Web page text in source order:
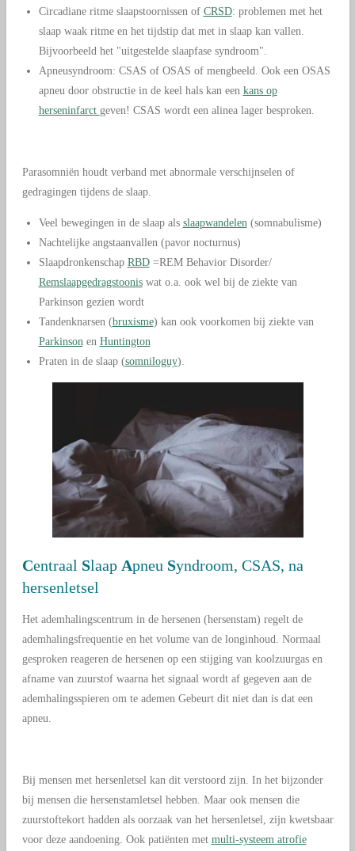
Circadiane ritme slaapstoornissen of CRSD: problemen met het
slaap waak ritme en het tijdstip dat met in slaap kan vallen.
Bijvoorbeeld het "uitgestelde slaapfase syndroom".
Apneusyndroom: CSAS of OSAS of mengbeeld. Ook een OSAS
apneu door obstructie in de keel hals kan een kans op
herseninfarct geven! CSAS wordt een alinea lager besproken.
Parasomniën houdt verband met abnormale verschijnselen of
gedragingen tijdens de slaap.
Veel bewegingen in de slaap als slaapwandelen (somnabulisme)
Nachtelijke angstaanvallen (pavor nocturnus)
Slaapdronkenschap RBD=REM Behavior Disorder/
Remslaapgedragstooniswat o.a. ook wel bij de ziekte van
Parkinson gezien wordt
Tandenknarsen (bruxisme) kan ook voorkomen bij ziekte van
Parkinson en Huntington
Praten in de slaap (somniloguy).
Centraal Slaap Apneu Syndroom, CSAS, na
hersenletsel
Het ademhalingscentrum in de hersenen (hersenstam) regelt de
ademhalingsfrequentie en het volume van de longinhoud. Normaal
gesproken reageren de hersenen op een stijging van koolzuurgas en
afname van zuurstof waarna het signaal wordt af gegeven aan de
ademhalingsspieren om te ademen Gebeurt dit niet dan is dat een
apneu.
Bij mensen met hersenletsel kan dit verstoord zijn. In het bijzonder
bij mensen die hersenstamletsel hebben. Maar ook mensen die
zuurstoftekort hadden als oorzaak van het hersenletsel, zijn kwetsbaar
voor deze aandoening. Ook patiënten met multi-systeem atrofie